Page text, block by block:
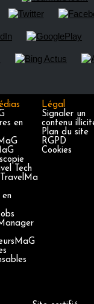
en
Tech
en
Légal
Signaler un
contenu
Plan du site
RGPD
Cookies